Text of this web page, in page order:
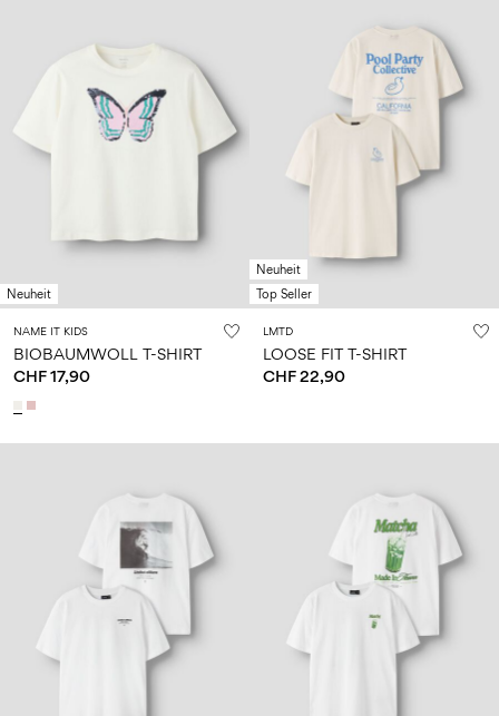
Neuheit
NAME IT KIDS
BIOBAUMWOLL T-SHIRT
CHF 17,90
Neuheit
Top Seller
LMTD
LOOSE FIT T-SHIRT
CHF 22,90